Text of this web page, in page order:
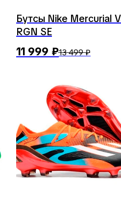
Бутсы Nike Mercurial
RGN SE
11 999 ₽13 499₽